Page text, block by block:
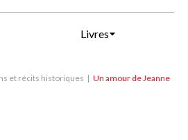
Livres
et récits historiques Un amour de Jeanne